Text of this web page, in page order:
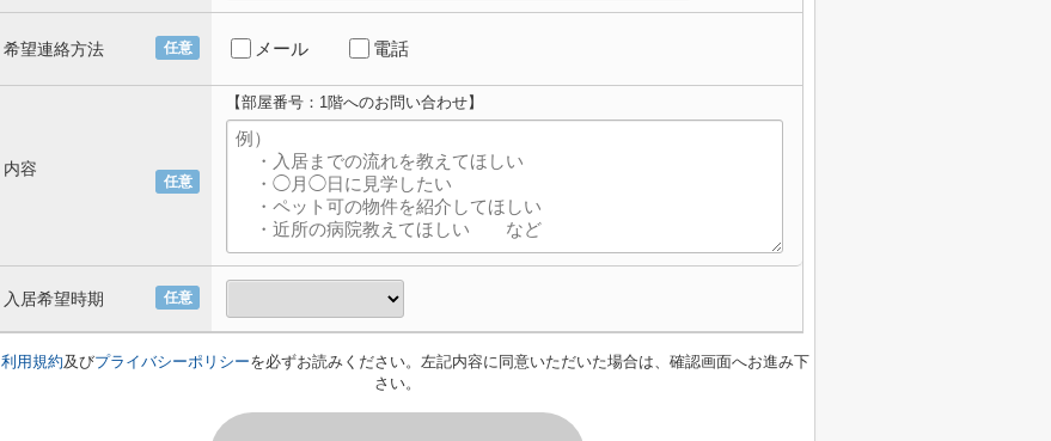
任意
希望連絡方法 メール 電話
任意
内容
【部屋番号：1階へのお問い合わせ】
任意
入居希望時期
利用規約及びプライバシーポリシーを必ずお読みください。左記内容に同意いただいた場合は、確認画面へお進み下
さい。